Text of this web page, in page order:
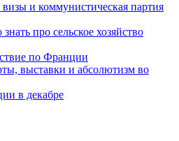
и коммунистическая партия
про сельское хозяйство
по Франции
выставки и абсолютизм во
в декабре